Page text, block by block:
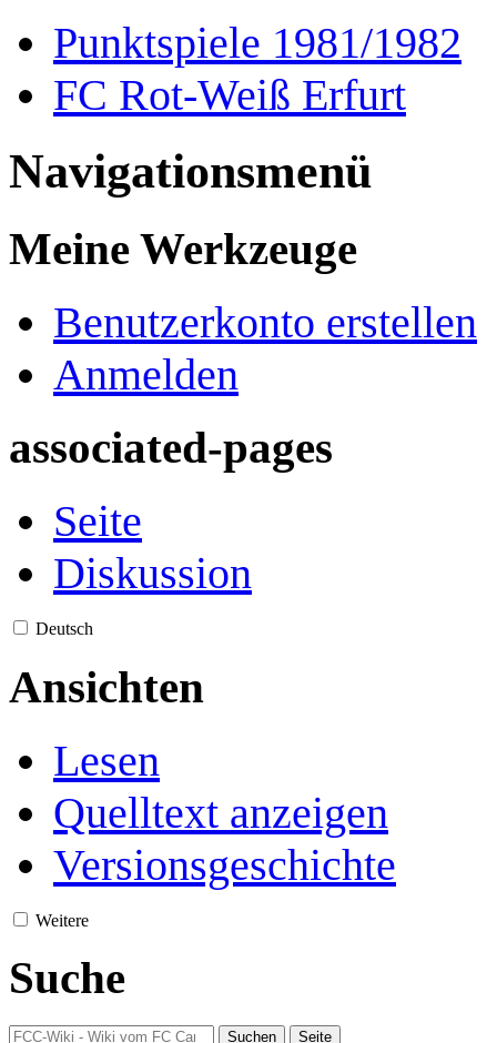
Punktspiele 1981/1982
FC Rot-Weiß Erfurt
Navigationsmenü
Meine Werkzeuge
Benutzerkonto erstellen
Anmelden
associated-pages
Seite
Diskussion
Deutsch
Ansichten
Lesen
Quelltext anzeigen
Versionsgeschichte
Weitere
Suche